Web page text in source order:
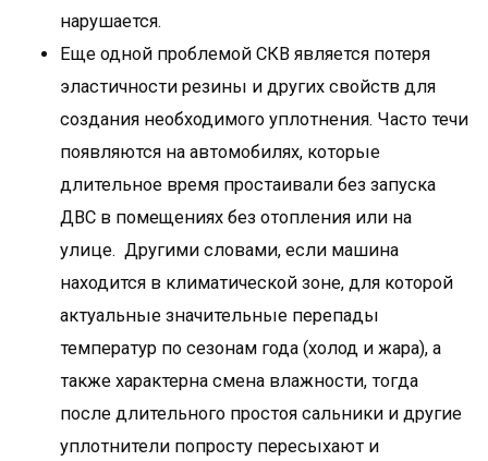
нарушается.
Еще одной проблемой СКВ является потеря
эластичности резины и других свойств для
создания необходимого уплотнения. Часто течи
появляются на автомобилях, которые
длительное время простаивали без запуска
ДВС в помещениях без отопления или на
улице. Другими словами, если машина
находится в климатической зоне, для которой
актуальные значительные перепады
температур по сезонам года (холод и жара), а
также характерна смена влажности, тогда
после длительного простоя сальники и другие
уплотнители попросту пересыхают и